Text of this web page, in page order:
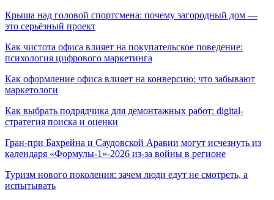
Крыша над головой спортсмена: почему загородный дом —
это серьёзный проект
Как чистота офиса влияет на покупательское поведение:
психология цифрового маркетинга
Как оформление офиса влияет на конверсию: что забывают
маркетологи
Как выбрать подрядчика для демонтажных работ: digital-
стратегия поиска и оценки
Гран-при Бахрейна и Саудовской Аравии могут исчезнуть из
календаря «Формулы-1»-2026 из-за войны в регионе
Туризм нового поколения: зачем люди едут не смотреть, а
испытывать